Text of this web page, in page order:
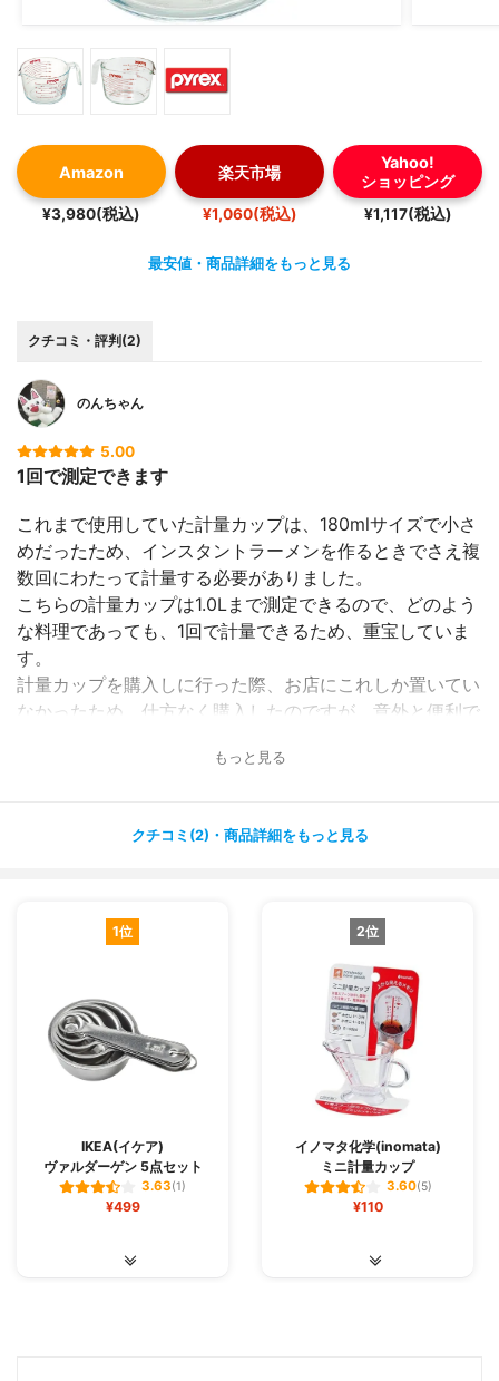
Amazon
¥3,980(税込)
楽天市場
¥1,060(税込)
Yahoo!
ショッピング
¥1,117(税込)
最安値・商品詳細をもっと見る
クチコミ・評判(2)
のんちゃん
5.00
1回で測定できます
これまで使用していた計量カップは、180mlサイズで小さ
めだったため、インスタントラーメンを作るときでさえ複
数回にわたって計量する必要がありました。
こちらの計量カップは1.0Lまで測定できるので、どのよう
な料理であっても、1回で計量できるため、重宝していま
す。
計量カップを購入しに行った際、お店にこれしか置いてい
なかったため、仕方なく購入したのですが、意外と便利で
もっと見る
クチコミ(2)・商品詳細をもっと見る
1位
IKEA(イケア)
ヴァルダーゲン 5点セット
3.63(1)
¥499
2位
イノマタ化学(inomata)
ミニ計量カップ
3.60(5)
¥110